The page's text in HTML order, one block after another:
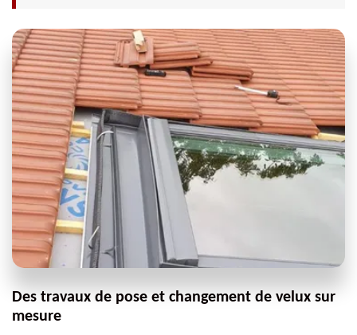
Des travaux de pose et changement de velux sur
mesure